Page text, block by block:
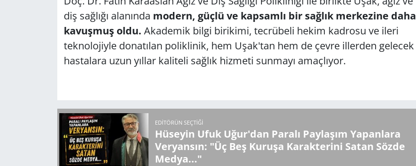
diş sağlığı alanında modern, güçlü ve kapsamlı bir sağlık merkezine daha
kavuşmuş oldu. Akademik bilgi birikimi, tecrübeli hekim kadrosu ve ileri
teknolojiyle donatılan poliklinik, hem Uşak'tan hem de çevre illerden gelecek
hastalara uzun yıllar kaliteli sağlık hizmeti sunmayı amaçlıyor.
EDITÖRÜN SEÇTIĞI
Hüseyin Ufuk Uğur'dan Paralı Paylaşım Yapanlara
Veryansın: "Üç Beş Kuruşa Karakterini Satan Sözde
Medya..."